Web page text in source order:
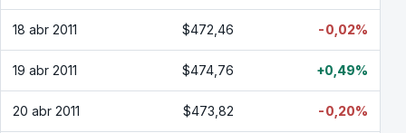
18 abr 2011 $472,46 -0,02%
19 abr 2011 $474,76 +0,49%
20 abr 2011 $473,82 -0,20%